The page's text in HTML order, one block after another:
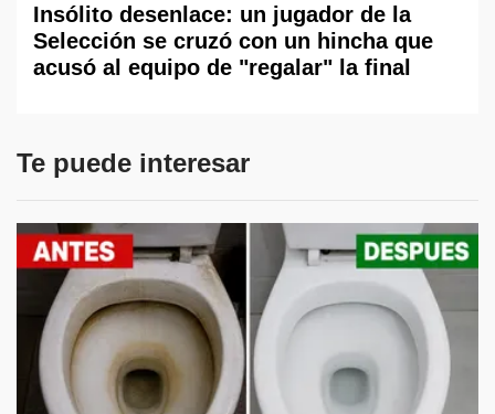
Insólito desenlace: un jugador de la
Selección se cruzó con un hincha que
acusó al equipo de "regalar" la final
Te puede interesar